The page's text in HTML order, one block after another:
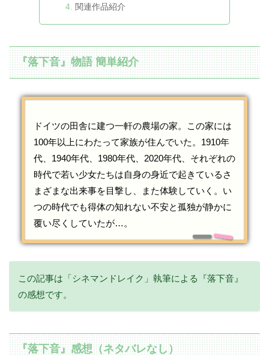
関連作品紹介
『落下音』物語 簡単紹介
ドイツの田舎に建つ一軒の農場の家。この家には
100年以上にわたって家族が住んでいた。1910年
代、1940年代、1980年代、2020年代、それぞれの
時代で若い少女たちは自身の身近で起きているさ
まざまな出来事を目撃し、また体験していく。い
つの時代でも得体の知れない不安と孤独が静かに
覆い尽くしていたが…。
この記事は「シネマンドレイク」執筆による『落下音』
の感想です。
『落下音』感想（ネタバレなし）